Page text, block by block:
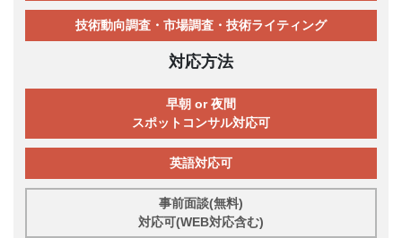
技術動向調査・市場調査・技術ライティング
対応方法
早朝 or 夜間
スポットコンサル対応可
英語対応可
事前面談(無料)
対応可(WEB対応含む)